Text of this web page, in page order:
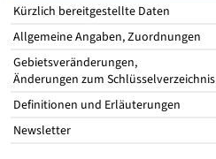
Kürzlich bereitgestellte Daten
Allgemeine Angaben, Zuordnungen
Gebietsveränderungen,
Änderungen zum Schlüsselverzeichnis
Definitionen und Erläuterungen
Newsletter